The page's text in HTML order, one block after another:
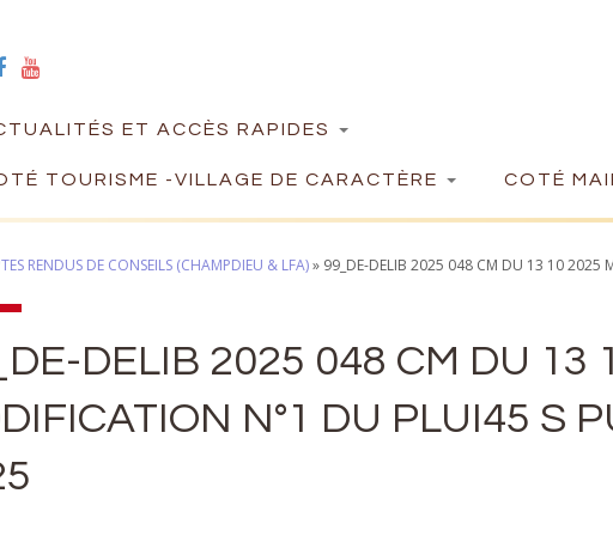
ET ACCÈS RAPIDES
TOURISME -VILLAGE DE CARACTÈRE COTÉ
RENDUS DE CONSEILS (CHAMPDIEU & LFA)» 99_DE-DELIB 2025 048 CM DU 13 10 2025
DELIB 2025 048 CM DU 13
N°1 DU PLUI45 S